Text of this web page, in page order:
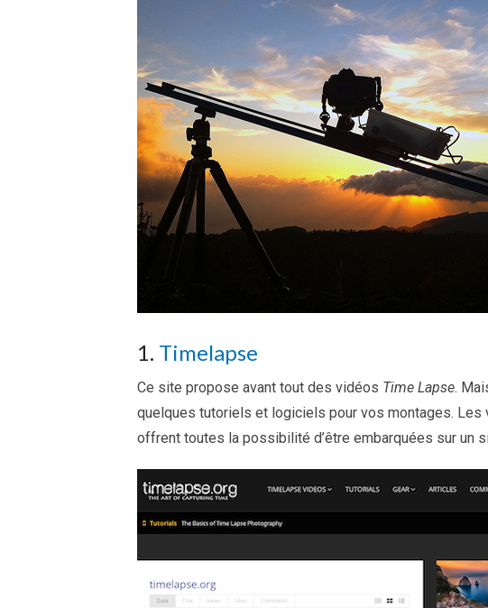
1. Timelapse
Ce site propose avant tout des vidéos Time Lapse.
quelques tutoriels et logiciels pour vos montages.
offrent toutes la possibilité d’être embarquées sur un